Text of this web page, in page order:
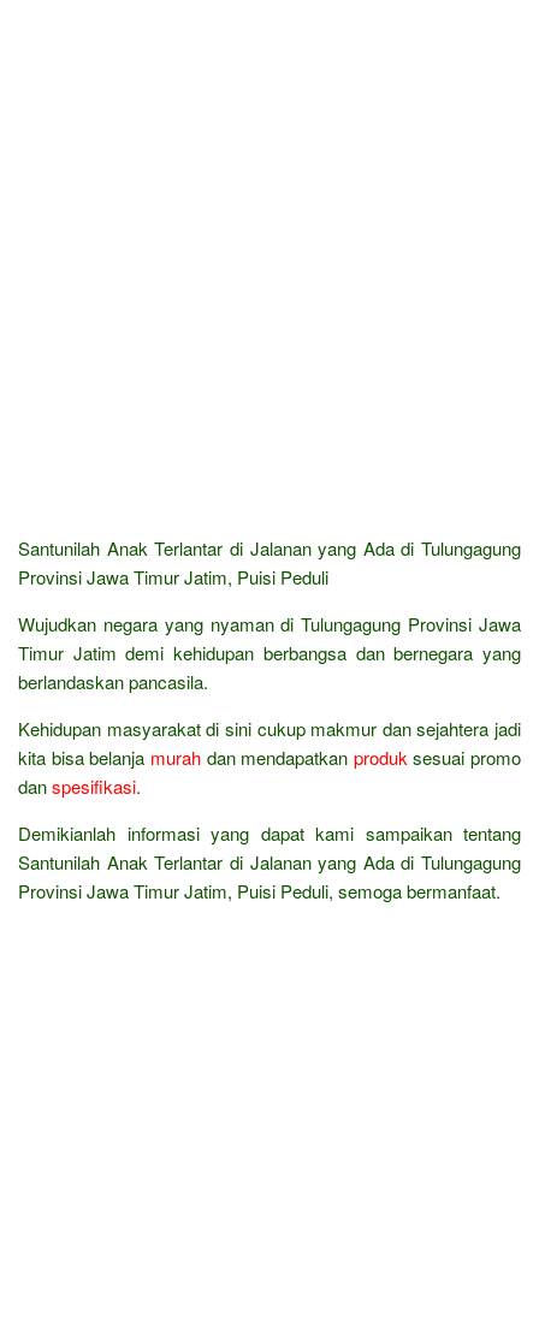
Santunilah Anak Terlantar di Jalanan yang Ada di Tulungagung
Provinsi Jawa Timur Jatim, Puisi Peduli
Wujudkan negara yang nyaman di Tulungagung Provinsi Jawa
Timur Jatim demi kehidupan berbangsa dan bernegara yang
berlandaskan pancasila.
Kehidupan masyarakat di sini cukup makmur dan sejahtera jadi
kita bisa belanja murahdan mendapatkan produk sesuai promo
danspesifikasi.
Demikianlah informasi yang dapat kami sampaikan tentang
Santunilah Anak Terlantar di Jalanan yang Ada di Tulungagung
Provinsi Jawa Timur Jatim, Puisi Peduli, semoga bermanfaat.